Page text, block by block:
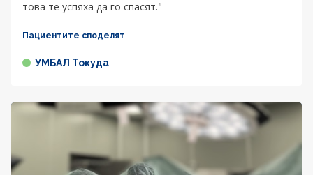
това те успяха да го спасят."
Пациентите споделят
УМБАЛ Токуда